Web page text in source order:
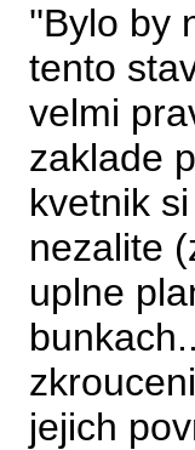
''Bylo by
tento
velmi
zaklade
kvetnik
nezalite
uplne
jejich